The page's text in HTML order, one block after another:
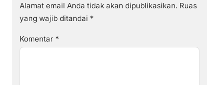
Alamat email Anda tidak akan dipublikasikan. Ruas
yang wajib ditandai *
Komentar *